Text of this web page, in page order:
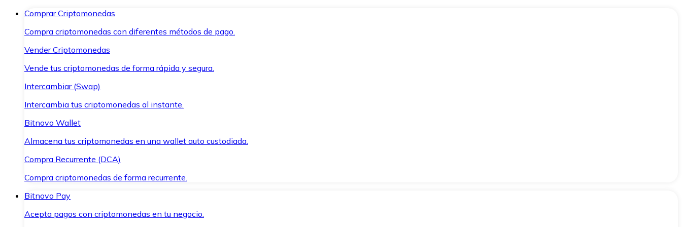
Comprar Criptomonedas
Compra criptomonedas con diferentes métodos de pago.
Vender Criptomonedas
Vende tus criptomonedas de forma rápida y segura.
Intercambiar (Swap)
Intercambia tus criptomonedas al instante.
Bitnovo Wallet
Almacena tus criptomonedas en una wallet auto custodiada.
Compra Recurrente (DCA)
Compra criptomonedas de forma recurrente.
Bitnovo Pay
Acepta pagos con criptomonedas en tu negocio.